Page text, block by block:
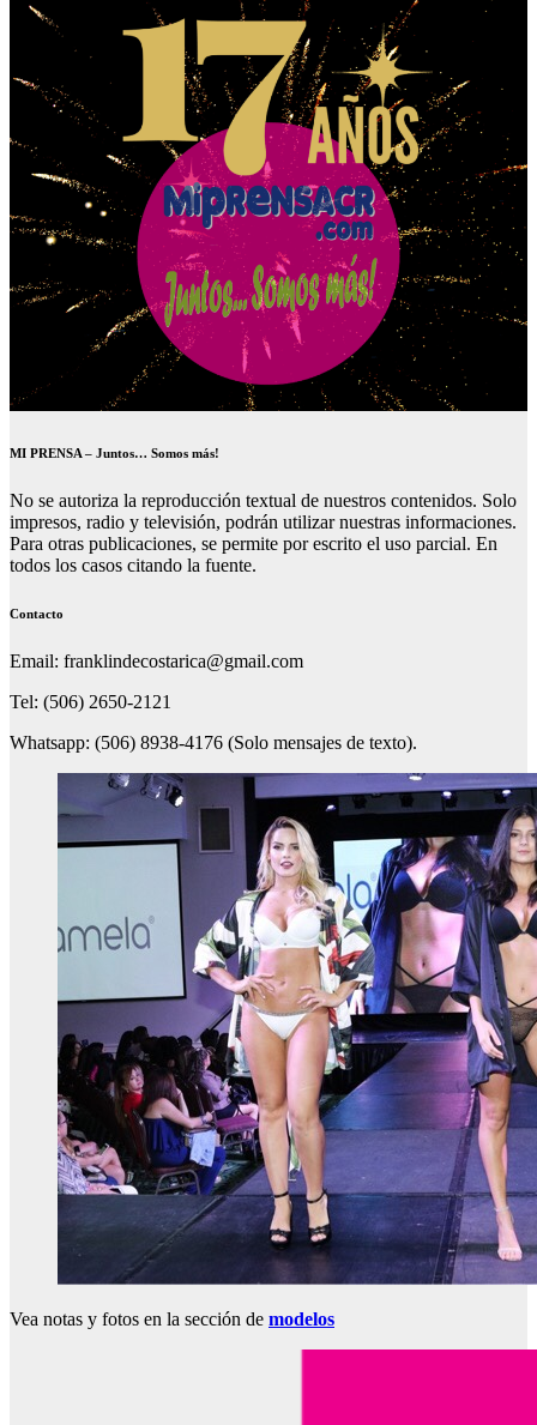
MI PRENSA – Juntos… Somos más!
No se autoriza la reproducción textual de nuestros contenidos. Solo
impresos, radio y televisión, podrán utilizar nuestras informaciones.
Para otras publicaciones, se permite por escrito el uso parcial. En
todos los casos citando la fuente.
Contacto
Email: franklindecostarica@gmail.com
Tel: (506) 2650-2121
Whatsapp: (506) 8938-4176 (Solo mensajes de texto).
Vea notas y fotos en la sección de modelos